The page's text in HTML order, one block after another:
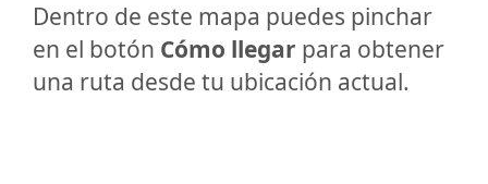
Dentro de este mapa puedes pinchar
en el botón Cómo llegar para obtener
una ruta desde tu ubicación actual.